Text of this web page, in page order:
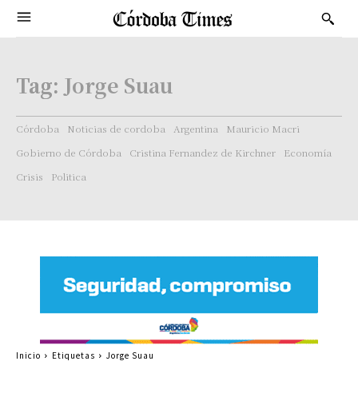
Tag: Jorge Suau
Córdoba Noticias de cordoba Argentina
Mauricio Macri
Gobierno de Córdoba
Cristina Fernandez de Kirchner
Economía
Crisis
Politica
Inicio Etiquetas Jorge Suau